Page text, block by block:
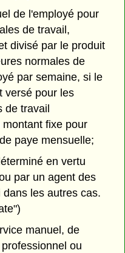
de l'employé pour
de travail,
divisé par le produit
normales de
par semaine, si le
versé pour les
de travail
fixe pour
paye mensuelle;
en vertu
par un agent des
les autres cas.
manuel, de
ou